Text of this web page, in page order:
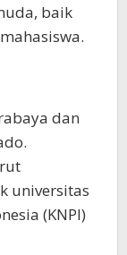
baik
dan
universitas
(KNPI)